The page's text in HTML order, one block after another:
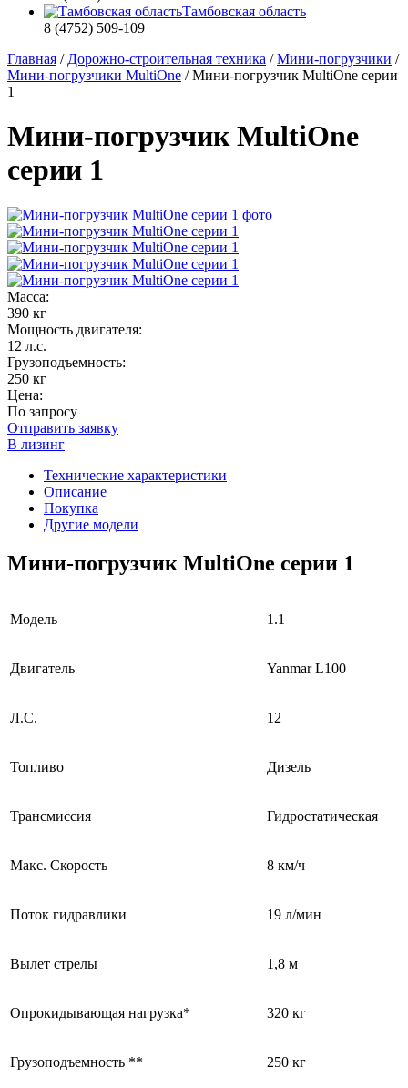
Тамбовская область
8 (4752) 509-109
Главная / Дорожно-строительная техника /Мини-погрузчики /
Мини-погрузчики MultiOne /Мини-погрузчик MultiОne серии
1
Мини-погрузчик MultiОne
серии 1
Масса:
390 кг
Мощность двигателя:
12 л.с.
Грузоподъемность:
250 кг
Цена:
По запросу
Отправить заявку
В лизинг
Технические характеристики
Описание
Покупка
Другие модели
Мини-погрузчик MultiОne серии 1
Модель 1.1
Двигатель Yanmar L100
Л.С. 12
Топливо Дизель
Трансмиссия Гидростатическая
Макс. Скорость 8 км/ч
Поток гидравлики 19 л/мин
Вылет стрелы 1,8 м
Опрокидывающая нагрузка* 320 кг
Грузоподъемность ** 250 кг